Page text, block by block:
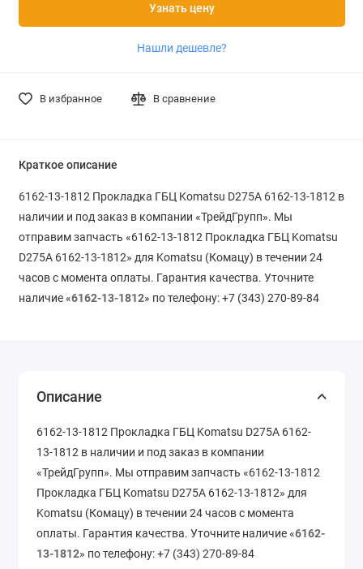
Узнать цену
Нашли дешевле?
В избранное В сравнение
Краткое описание
6162-13-1812 Прокладка ГБЦ Komatsu D275A 6162-13-1812 в
наличии и под заказ в компании «ТрейдГрупп». Мы
отправим запчасть «6162-13-1812 Прокладка ГБЦ Komatsu
D275A 6162-13-1812» для Komatsu (Комацу) в течении 24
часов с момента оплаты. Гарантия качества. Уточните
наличие «6162-13-1812» по телефону: +7 (343) 270-89-84
Описание
6162-13-1812 Прокладка ГБЦ Komatsu D275A 6162-
13-1812 в наличии и под заказ в компании
«ТрейдГрупп». Мы отправим запчасть «6162-13-1812
Прокладка ГБЦ Komatsu D275A 6162-13-1812» для
Komatsu (Комацу) в течении 24 часов с момента
оплаты. Гарантия качества. Уточните наличие «6162-
13-1812» по телефону: +7 (343) 270-89-84